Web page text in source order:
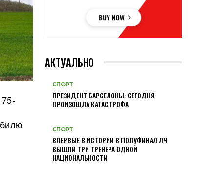
АКТУАЛЬНО
СПОРТ
ПРЕЗИДЕНТ БАРСЕЛОНЫ: СЕГОДНЯ
ПРОИЗОШЛА КАТАСТРОФА
СПОРТ
ВПЕРВЫЕ В ИСТОРИИ В ПОЛУФИНАЛ ЛЧ
ВЫШЛИ ТРИ ТРЕНЕРА ОДНОЙ
НАЦИОНАЛЬНОСТИ